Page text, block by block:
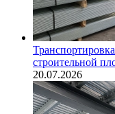
строительной
20.07.2026